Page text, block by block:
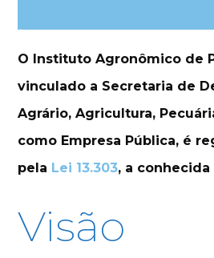
O Instituto Agronômico de
vinculado a Secretaria de
Agrário, Agricultura,
como Empresa Pública, é
pela Lei 13.303, a conhecida
Visão